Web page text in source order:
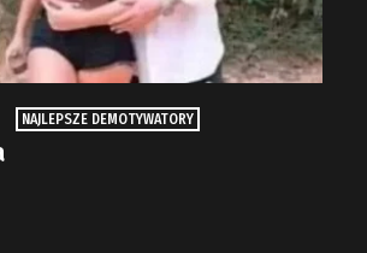
NAJLEPSZE DEMOTYWATORY